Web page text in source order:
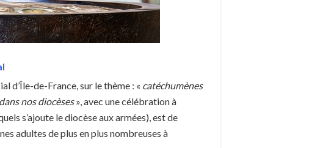
d’Île-de-France, sur le thème : « catéchumènes
nos diocèses», avec une célébration à
s’ajoute le diocèse aux armées), est de
adultes de plus en plus nombreuses à